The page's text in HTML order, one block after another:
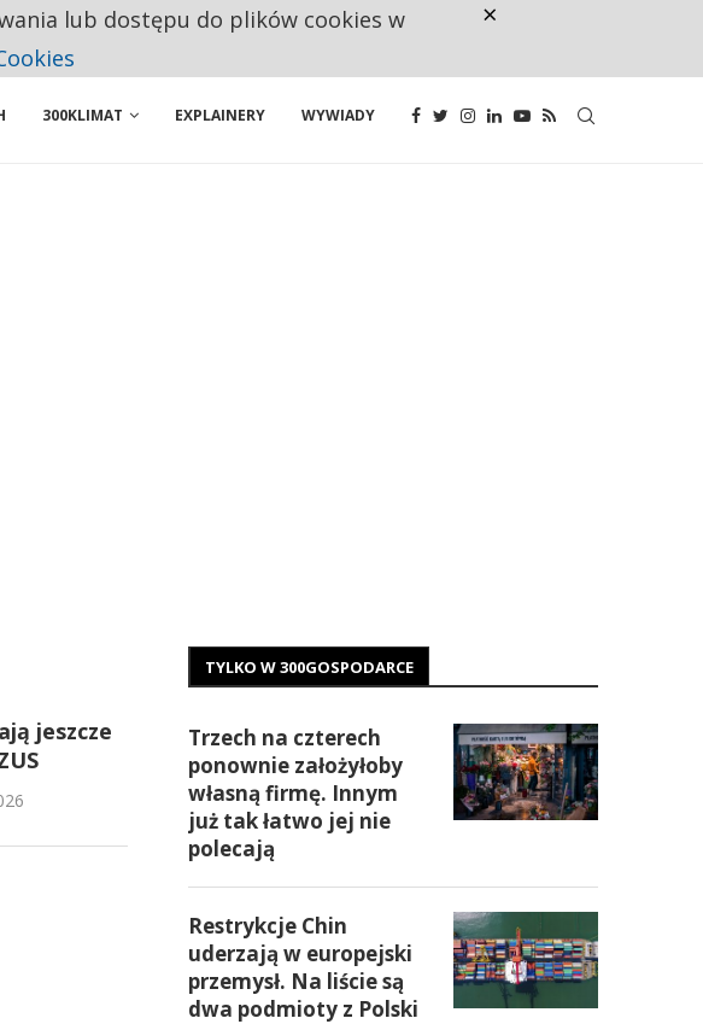
300KLIMAT EXPLAINERY WYWIADY
jeszcze
TYLKO W 300GOSPODARCE
Trzech na czterech
ponownie założyłoby
własną firmę. Innym
już tak łatwo jej nie
polecają
Restrykcje Chin
uderzają w europejski
przemysł. Na liście są
dwa podmioty z Polski
lub dostępu do plików cookies w
×